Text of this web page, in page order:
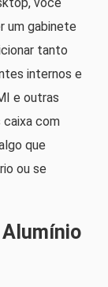
você
um gabinete
tanto
internos e
e outras
caixa com
que
ou se
Alumínio